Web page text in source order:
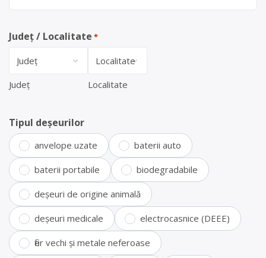
Județ / Localitate *
Județ Localitate
Tipul deșeurilor
anvelope uzate baterii auto
baterii portabile biodegradabile
deșeuri de origine animală
deșeuri medicale electrocasnice (DEEE)
fier vechi și metale neferoase